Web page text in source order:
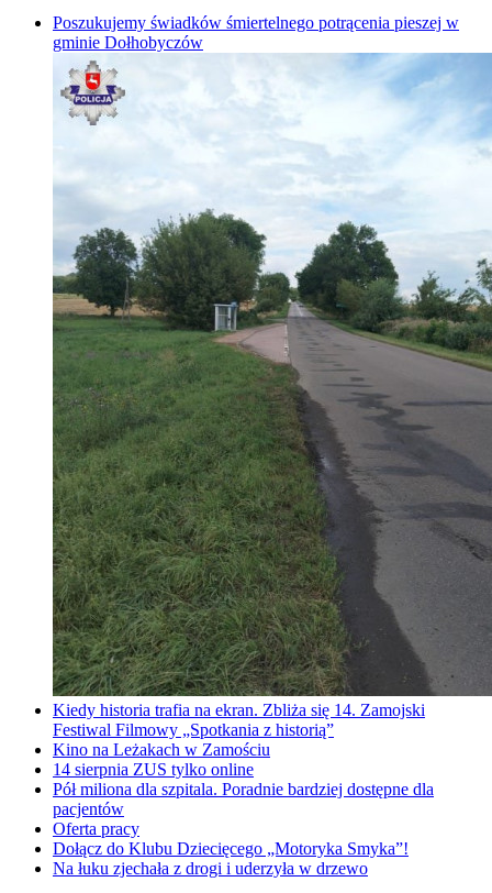
Poszukujemy świadków śmiertelnego potrącenia pieszej w
gminie Dołhobyczów
Kiedy historia trafia na ekran. Zbliża się 14. Zamojski
Festiwal Filmowy „Spotkania z historią”
Kino na Leżakach w Zamościu
14 sierpnia ZUS tylko online
Pół miliona dla szpitala. Poradnie bardziej dostępne dla
pacjentów
Oferta pracy
Dołącz do Klubu Dziecięcego „Motoryka Smyka”!
Na łuku zjechała z drogi i uderzyła w drzewo